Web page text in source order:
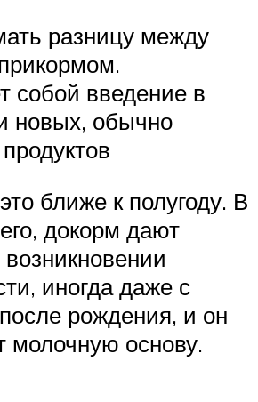
разницу между
собой введение в
новых, обычно
ближе к полугоду. В
докорм дают
иногда даже с
рождения, и он
молочную основу.